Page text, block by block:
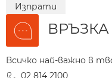
Изпрати
Всичко най-важно в
02 814 2100